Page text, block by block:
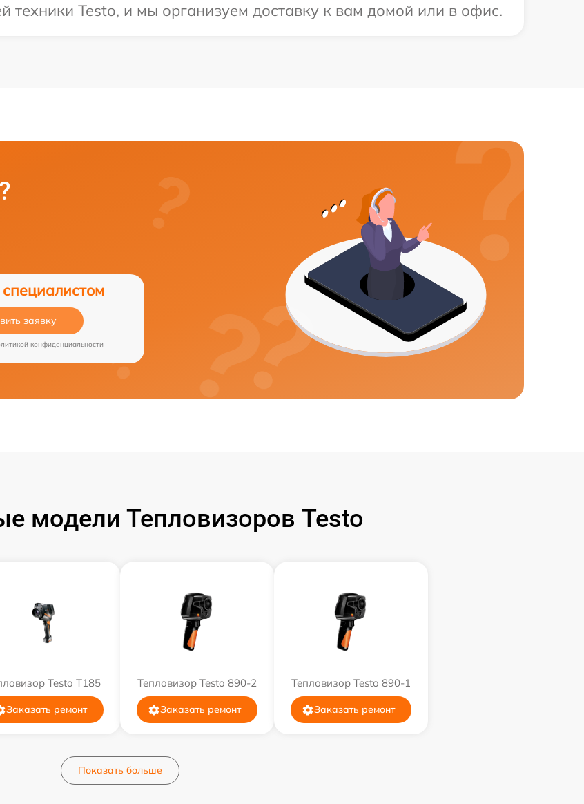
Testo, и мы организуем доставку к вам домой или в офис.
заявку
конфиденциальности
модели Тепловизоров Testo
Testo T185
Заказать ремонт
Тепловизор Testo 890-2
Заказать ремонт
Тепловизор Testo 890-1
Заказать ремонт
Показать больше